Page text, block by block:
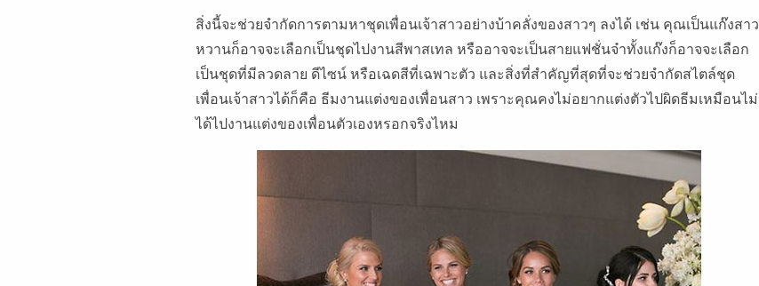
สิ่งนี้จะช่วยจำกัดการตามหาชุดเพื่อนเจ้าสาวอย่างบ้าคลั่งของสาวๆ ลงได้ เช่น คุณเป็นแก๊งสาว
หวานก็อาจจะเลือกเป็นชุดไปงานสีพาสเทล หรืออาจจะเป็นสายแฟชั่นจ๋าทั้งแก๊งก็อาจจะเลือก
เป็นชุดที่มีลวดลาย ดีไซน์ หรือเฉดสีที่เฉพาะตัว และสิ่งที่สำคัญที่สุดที่จะช่วยจำกัดสไตล์ชุด
เพื่อนเจ้าสาวได้ก็คือ ธีมงานแต่งของเพื่อนสาว เพราะคุณคงไม่อยากแต่งตัวไปผิดธีมเหมือนไม่
ได้ไปงานแต่งของเพื่อนตัวเองหรอกจริงไหม